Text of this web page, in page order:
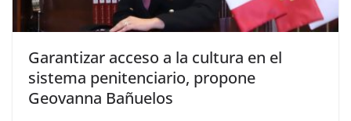
Garantizar acceso a la cultura en el
sistema penitenciario, propone
Geovanna Bañuelos